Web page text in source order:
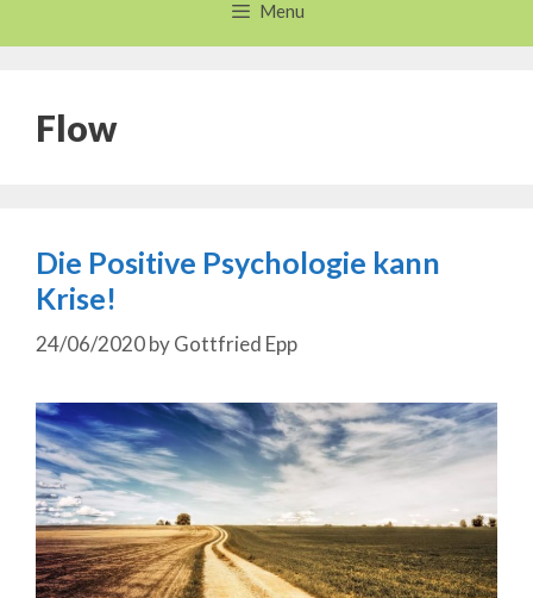
Menu
Flow
Die Positive Psychologie kann
Krise!
24/06/2020byGottfried Epp